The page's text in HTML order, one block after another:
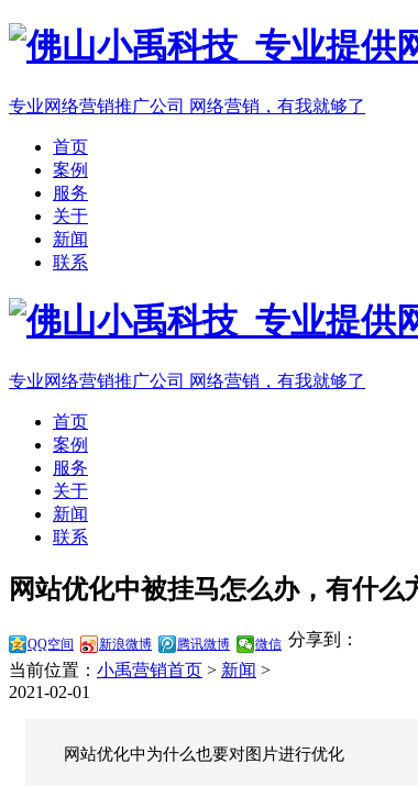
专业网络营销推广公司 网络营销，有我就够了
首页
案例
服务
关于
新闻
联系
专业网络营销推广公司 网络营销，有我就够了
首页
案例
服务
关于
新闻
联系
网站优化中被挂马怎么办，有什
分享到：
QQ空间 新浪微博 腾讯微博 微信
当前位置： 小禹营销首页 > 新闻 >
2021-02-01
网站优化中为什么也要对图片进行优化